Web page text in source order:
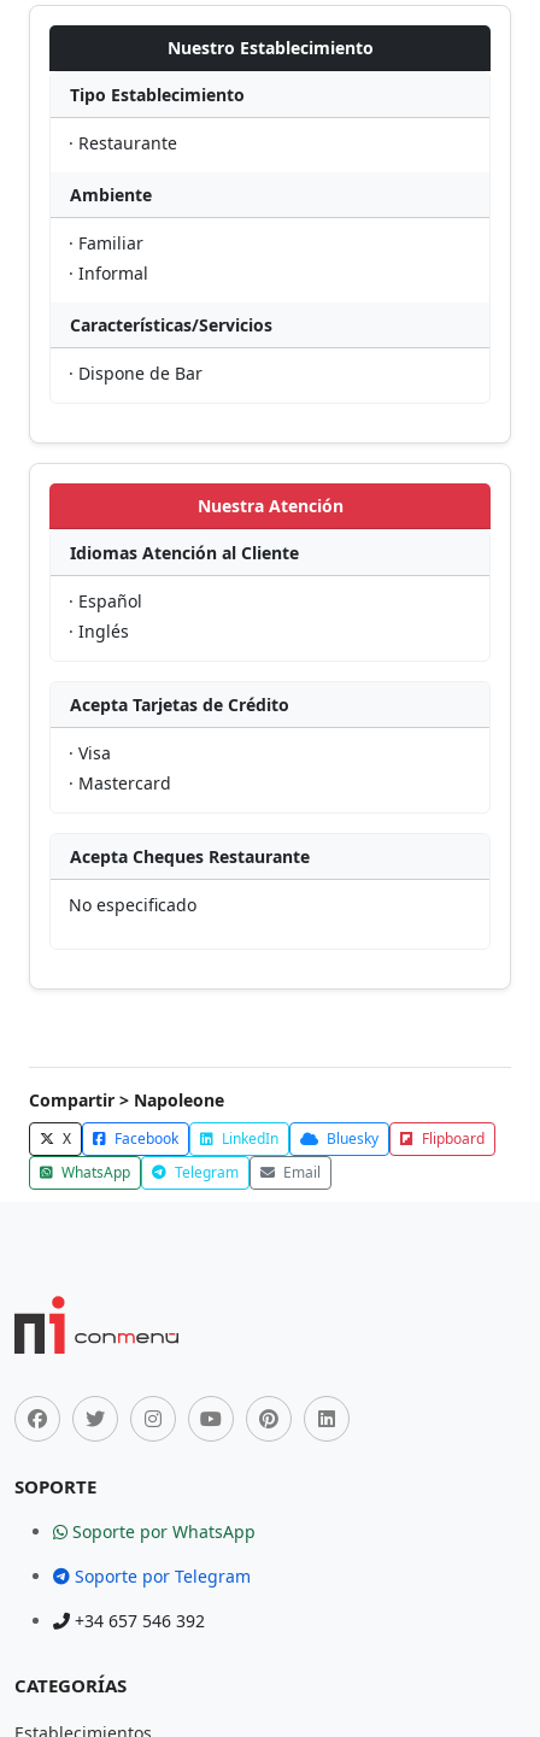
Nuestro Establecimiento
Tipo Establecimiento
· Restaurante
Ambiente
· Familiar
· Informal
Características/Servicios
· Dispone de Bar
Nuestra Atención
Idiomas Atención al Cliente
· Español
· Inglés
Acepta Tarjetas de Crédito
· Visa
· Mastercard
Acepta Cheques Restaurante
No especificado
Compartir > Napoleone
X Facebook LinkedIn Bluesky
Flipboard
WhatsApp
Telegram Email
SOPORTE
Soporte por WhatsApp
Soporte por Telegram
+34 657 546 392
CATEGORÍAS